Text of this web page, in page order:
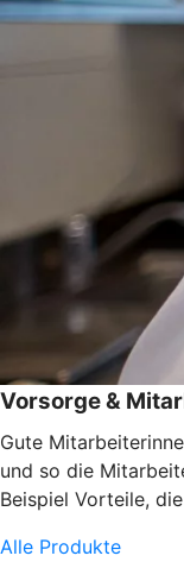
Vorsorge &
Gute
und so die
Beispiel Vorteile,
Alle Produkte